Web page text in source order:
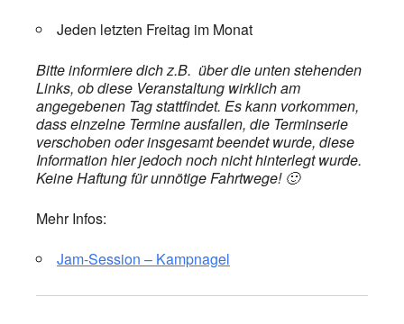
Jeden letzten Freitag im Monat
Bitte informiere dich z.B. über die unten stehenden
Links, ob diese Veranstaltung wirklich am
angegebenen Tag stattfindet. Es kann vorkommen,
dass einzelne Termine ausfallen, die Terminserie
verschoben oder insgesamt beendet wurde, diese
Information hier jedoch noch nicht hinterlegt wurde.
Keine Haftung für unnötige Fahrtwege! 🙂
Mehr Infos:
Jam-Session – Kampnagel